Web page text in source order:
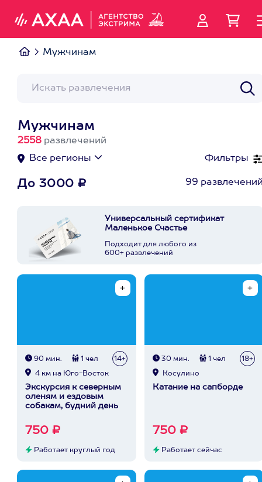
Мужчинам
Мужчинам
2558 развлечений
Фильтры
Все регионы
До 3000 ₽ 99
Универсальный сертификат
Маленькое Счастье
Подходит для любого из
600+ развлечений
90 мин. 1 чел 14+
4 км на Юго-Восток
Экскурсия к северным
оленям и ездовым
собакам, будний день
750 ₽
Работает круглый год
30 мин. 1 чел 18+
Косулино
Катание на сапборде
750 ₽
Работает сейчас